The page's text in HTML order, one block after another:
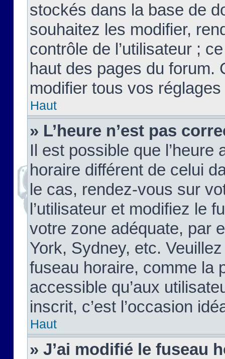
stockés dans la base de
souhaitez les modifier,
contrôle de l’utilisateur ;
haut des pages du forum.
modifier tous vos
Haut
» L’heure n’est pas
Il est possible que
horaire différent de celui
le cas, rendez-vous sur
l’utilisateur et modifiez le
votre zone adéquate, par
York, Sydney, etc.
fuseau horaire, comme la
accessible qu’aux
inscrit, c’est l’occasion
Haut
» J’ai modifié le fuseau